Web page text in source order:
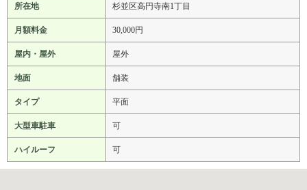
所在地 杉並区高円寺南1丁目
月額料金 30,000円
屋内・屋外 屋外
地面 舗装
タイプ 平面
大型車駐車 可
ハイルーフ 可